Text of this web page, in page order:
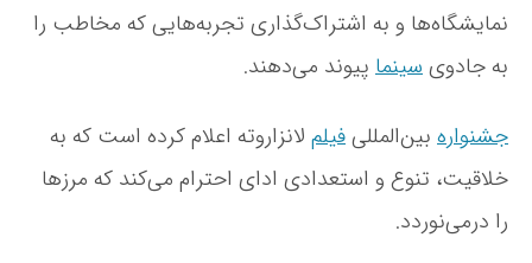
نمایشگاه‌ها و به اشتراک‌گذاری تجربه‌هایی که مخاطب را
به جادویسینما پیوند می‌دهند.
جشنواره بین‌المللیفیلم لانزاروته اعلام کرده است که به
خلاقیت، تنوع و استعدادی ادای احترام می‌کند که مرزها
را درمی‌نوردد.